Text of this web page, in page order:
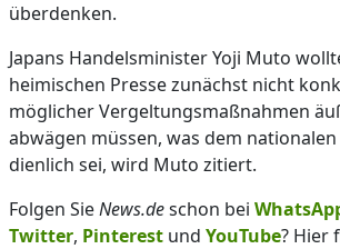
überdenken.
Japans Handelsminister Yoji Muto
heimischen Presse zunächst nicht
möglicher Vergeltungsmaßnahmen
abwägen müssen, was dem nationalen
dienlich sei, wird Muto zitiert.
Folgen SieNews.deschon bei
Twitter, Pinterest und YouTube? Hier